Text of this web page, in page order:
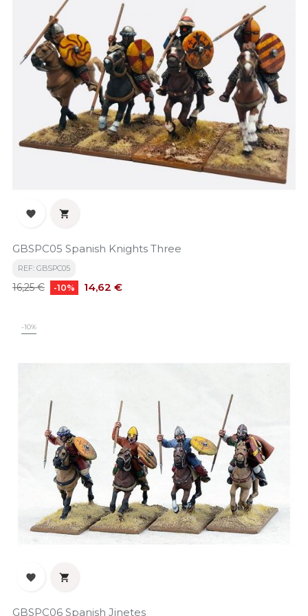
 
GBSPC05 Spanish Knights Three
REF: GBSPC05
Precio
16,25 € -10% Precio
14,62 €
-10%
 
GBSPC06 Spanish Jinetes